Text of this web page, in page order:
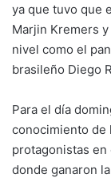
ya que tuvo que
Marjin Kremers
nivel como el
brasileño Diego
Para el día
conocimiento de
protagonistas en
donde ganaron